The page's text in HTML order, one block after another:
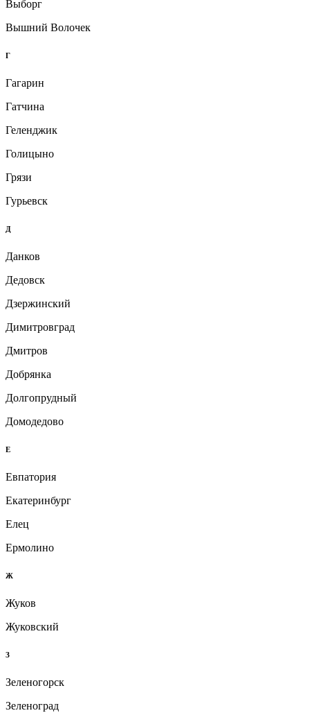
Выборг
Вышний Волочек
Г
Гагарин
Гатчина
Геленджик
Голицыно
Грязи
Гурьевск
Д
Данков
Дедовск
Дзержинский
Димитровград
Дмитров
Добрянка
Долгопрудный
Домодедово
Е
Евпатория
Екатеринбург
Елец
Ермолино
Ж
Жуков
Жуковский
З
Зеленогорск
Зеленоград